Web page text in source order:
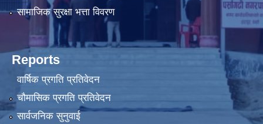
सामाजिक सुरक्षा भत्ता विवरण
Reports
वार्षिक प्रगति प्रतिवेदन
चौमासिक प्रगति प्रतिवेदन
सार्वजनिक सुनुवाई